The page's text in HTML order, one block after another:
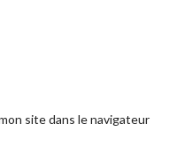
site dans le navigateur